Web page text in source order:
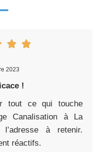
2023
!
tout ce qui touche
Canalisation à La
l’adresse à retenir.
réactifs.